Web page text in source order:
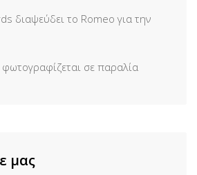
διαψεύδει το Romeo για την
σε παραλία
μας